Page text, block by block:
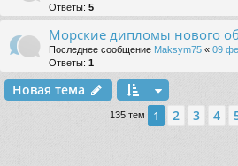
Ответы: 5
Морские дипломы нового
Последнее сообщение Maksym75 « 09
Ответы: 1
Новая тема
135 тем 1 2 3 4